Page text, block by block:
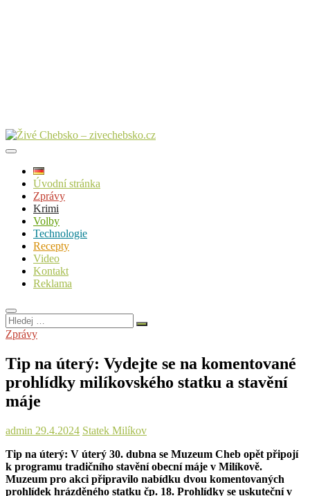
Úvodní stránka
Zprávy
Krimi
Volby
Technologie
Recepty
Video
Kontakt
Reklama
Hledej
…
Zprávy
Tip na úterý: Vydejte se na komentované
prohlídky milíkovského statku a stavění
máje
admin 29.4.2024 Statek Milíkov
Tip na úterý: V úterý 30. dubna se Muzeum Cheb opět připojí
k programu tradičního stavění obecní máje v Milíkově.
Muzeum pro akci připravilo nabídku dvou komentovaných
prohlídek hrázděného statku čp. 18. Prohlídky se uskuteční v